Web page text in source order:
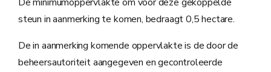
steun in aanmerking te komen, bedraagt 0,5 hectare.
De in aanmerking komende oppervlakte is de door de
beheersautoriteit aangegeven en gecontroleerde